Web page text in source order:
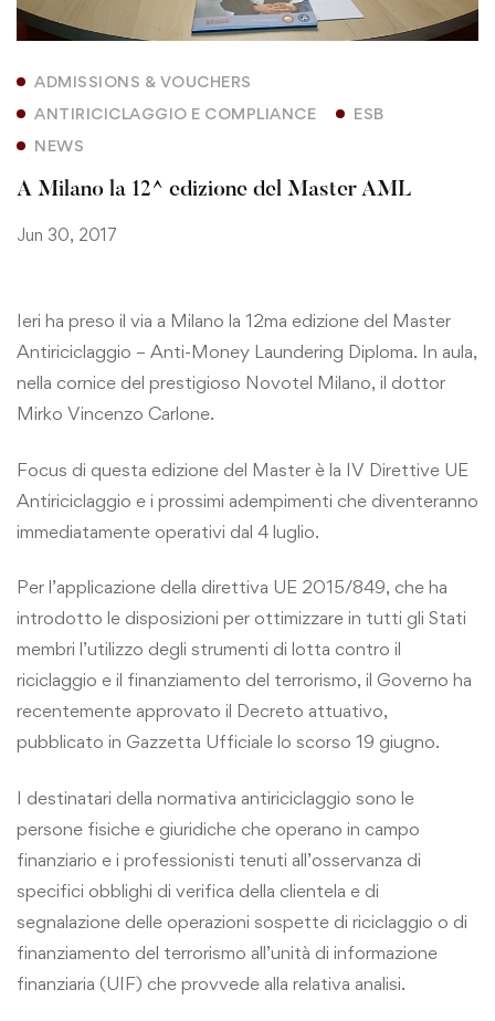
ADMISSIONS & VOUCHERS
ANTIRICICLAGGIO E COMPLIANCE
ESB
NEWS
A Milano la 12^ edizione del Master AML
Jun 30, 2017
Ieri ha preso il via a Milano la 12ma edizione del Master
Antiriciclaggio – Anti-Money Laundering Diploma. In aula,
nella cornice del prestigioso Novotel Milano, il dottor
Mirko Vincenzo Carlone.
Focus di questa edizione del Master è la IV Direttive UE
Antiriciclaggio e i prossimi adempimenti che diventeranno
immediatamente operativi dal 4 luglio.
Per l’applicazione della direttiva UE 2015/849, che ha
introdotto le disposizioni per ottimizzare in tutti gli Stati
membri l’utilizzo degli strumenti di lotta contro il
riciclaggio e il finanziamento del terrorismo, il Governo ha
recentemente approvato il Decreto attuativo,
pubblicato in Gazzetta Ufficiale lo scorso 19 giugno.
I destinatari della normativa antiriciclaggio sono le
persone fisiche e giuridiche che operano in campo
finanziario e i professionisti tenuti all’osservanza di
specifici obblighi di verifica della clientela e di
segnalazione delle operazioni sospette di riciclaggio o di
finanziamento del terrorismo all’unità di informazione
finanziaria (UIF) che provvede alla relativa analisi.